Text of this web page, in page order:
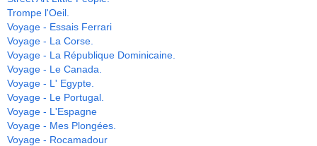
Trompe l'Oeil.
Voyage - Essais Ferrari
Voyage - La Corse.
Voyage - La République Dominicaine.
Voyage - Le Canada.
Voyage - L' Egypte.
Voyage - Le Portugal.
Voyage - L'Espagne
Voyage - Mes Plongées.
Voyage - Rocamadour